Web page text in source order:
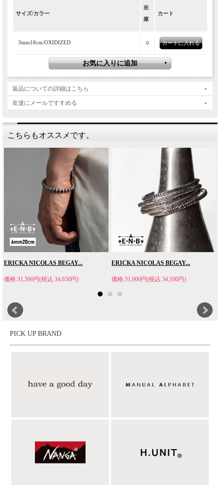
重ねるほどに映える、さりげなく手元に
馴染む3mm18cmナバホパールブレスレッ
華奢な3mm玉を連ねた、重ね付けにも最適なナバホパールブレス
レット。18cmの長さは女性の手首に心地よく馴染み、手首周り
の細い男性にもおすすめのサイズ感です。控えめながら美しく輝
くシルバーが、手元にさりげない上品さを添えてくれます。一本
でミニマルに楽しむのはもちろん、バングルや異なるサイズのナ
バホパールブレスレットとのレイヤードにも好相性。重ねるほど
に奥行きが生まれ、手元をより印象的に演出してくれる一本で
す。
ERICKA NICOLAS BEGAY(エリッカ・ニコラ
ス・ビゲイ)
げに至るまで、すべてを手作業で行う伝統的な「インゴットシル
サイズ/カラー
在
庫
カート
3mm18cm/OXIDIZED ○
返品についての詳細はこちら
友達にメールですすめる
こちらもオススメです。
ERICKA NICOLAS BEGAY...
価格:31,500円(税込 34,650円)
ERICKA NICOLAS BEGAY...
価格:31,000円(税込 34,100円)
PICK UP BRAND